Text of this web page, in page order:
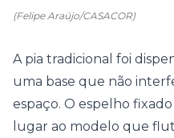
(Felipe Araújo/CASACOR)
A pia tradicional foi
uma base que não
espaço. O espelho
lugar ao modelo que